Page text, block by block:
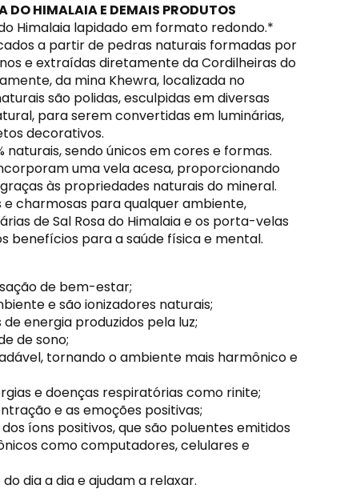
DO HIMALAIA E DEMAIS PRODUTOS
Himalaia lapidado em formato redondo.*
a partir de pedras naturais formadas por
e extraídas diretamente da Cordilheiras do
da mina Khewra, localizada no
são polidas, esculpidas em diversas
para serem convertidas em luminárias,
decorativos.
naturais, sendo únicos em cores e formas.
uma vela acesa, proporcionando
às propriedades naturais do mineral.
charmosas para qualquer ambiente,
de Sal Rosa do Himalaia e os porta-velas
benefícios para a saúde física e mental.
de bem-estar;
e são ionizadores naturais;
energia produzidos pela luz;
de sono;
tornando o ambiente mais harmônico e
e doenças respiratórias como rinite;
e as emoções positivas;
íons positivos, que são poluentes emitidos
como computadores, celulares e
dia a dia e ajudam a relaxar.